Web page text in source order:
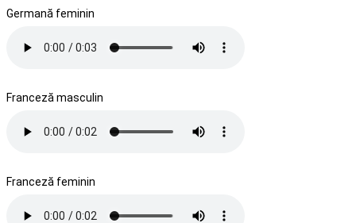
Germană feminin
Franceză masculin
Franceză feminin